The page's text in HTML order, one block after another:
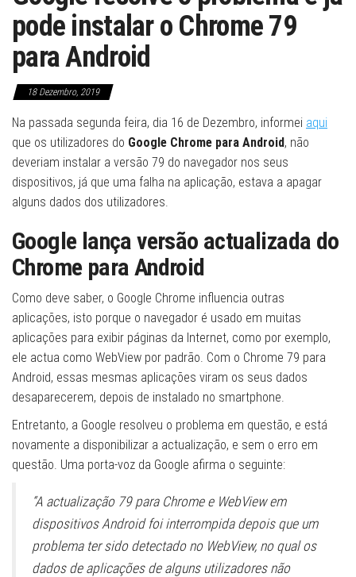
pode instalar o Chrome 79
para Android
18 Dezembro, 2019
Na passada segunda feira, dia 16 de Dezembro, informei aqui
que os utilizadores do Google Chrome para Android, não
deveriam instalar a versão 79 do navegador nos seus
dispositivos, já que uma falha na aplicação, estava a apagar
alguns dados dos utilizadores.
Google lança versão actualizada do
Chrome para Android
Como deve saber, o Google Chrome influencia outras
aplicações, isto porque o navegador é usado em muitas
aplicações para exibir páginas da Internet, como por exemplo,
ele actua como WebView por padrão. Com o Chrome 79 para
Android, essas mesmas aplicações viram os seus dados
desaparecerem, depois de instalado no smartphone.
Entretanto, a Google resolveu o problema em questão, e está
novamente a disponibilizar a actualização, e sem o erro em
questão. Uma porta-voz da Google afirma o seguinte:
“A actualização 79 para Chrome e WebView em
dispositivos Android foi interrompida depois que um
problema ter sido detectado no WebView, no qual os
dados de aplicações de alguns utilizadores não